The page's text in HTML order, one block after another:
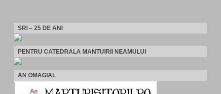
SRI – 25 DE ANI
PENTRU CATEDRALA MANTUIRII NEAMULUI
AN OMAGIAL